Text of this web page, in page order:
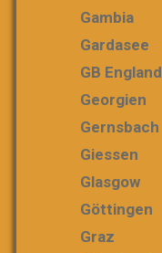
Gambia
Gardasee
GB England
Georgien
Gernsbach
Giessen
Glasgow
Göttingen
Graz